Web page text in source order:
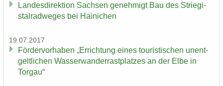
Lan­des­di­rek­ti­on Sach­sen ge­neh­migt Bau des Strie­gi­
st­al­rad­we­ges bei Hai­ni­chen
19.07.2017
För­der­vor­ha­ben „Er­rich­tung eines tou­ris­ti­schen un­ent­
gelt­li­chen Was­ser­wan­der­rast­plat­zes an der Elbe in
Tor­gau“